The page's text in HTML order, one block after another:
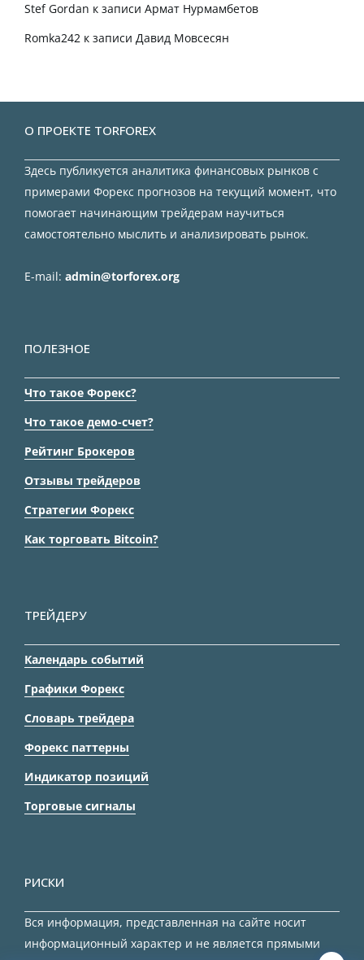
Stef Gordan к записи Армат Нурмамбетов
Romka242 к записи Давид Мовсесян
О ПРОЕКТЕ TORFOREX
Здесь публикуется аналитика финансовых рынков с
примерами Форекс прогнозов на текущий момент, что
помогает начинающим трейдерам научиться
самостоятельно мыслить и анализировать рынок.
E-mail: admin@torforex.org
ПОЛЕЗНОЕ
Что такое Форекс?
Что такое демо-счет?
Рейтинг Брокеров
Отзывы трейдеров
Стратегии Форекс
Как торговать Bitcoin?
ТРЕЙДЕРУ
Календарь событий
Графики Форекс
Словарь трейдера
Форекс паттерны
Индикатор позиций
Торговые сигналы
РИСКИ
Вся информация, представленная на сайте носит
информационный характер и не является прямыми